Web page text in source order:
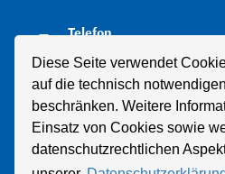
Diese Seite verwendet
auf die technisch
beschränken. Weitere
Einsatz von Cookies sowie
datenschutzrechtlichen
Telefon
+49 211 8998310
E-Mail
Mail schreiben